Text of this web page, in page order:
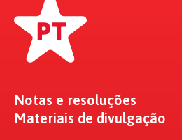
Notas e resoluções
Materiais de divulgação